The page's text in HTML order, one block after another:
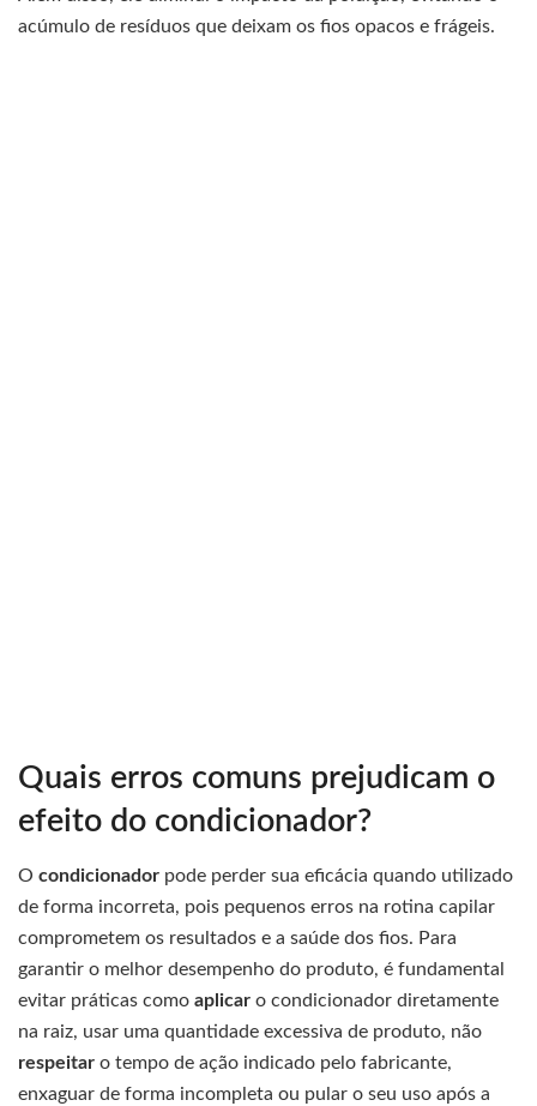
acúmulo de resíduos que deixam os fios opacos e frágeis.
Quais erros comuns prejudicam o
efeito do condicionador?
O condicionador pode perder sua eficácia quando utilizado
de forma incorreta, pois pequenos erros na rotina capilar
comprometem os resultados e a saúde dos fios. Para
garantir o melhor desempenho do produto, é fundamental
evitar práticas como aplicar o condicionador diretamente
na raiz, usar uma quantidade excessiva de produto, não
respeitar o tempo de ação indicado pelo fabricante,
enxaguar de forma incompleta ou pular o seu uso após a